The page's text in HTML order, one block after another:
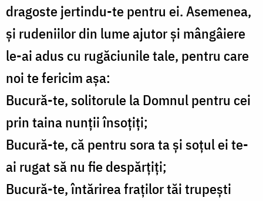
dragoste jertindu-te pentru ei. Asemenea,
și rudeniilor din lume ajutor și mângâiere
le-ai adus cu rugăciunile tale, pentru care
noi te fericim așa:
Bucură-te, solitorule la Domnul pentru cei
prin taina nunții însoțiți;
Bucură-te, că pentru sora ta și soțul ei te-
ai rugat să nu fie despărțiți;
Bucură-te, întărirea fraților tăi trupești